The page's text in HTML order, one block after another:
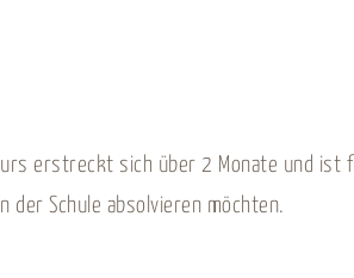
erstreckt sich über 2 Monate und ist
der Schule absolvieren möchten.